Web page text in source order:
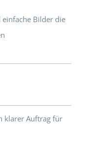
Bilder die
klarer Auftrag für